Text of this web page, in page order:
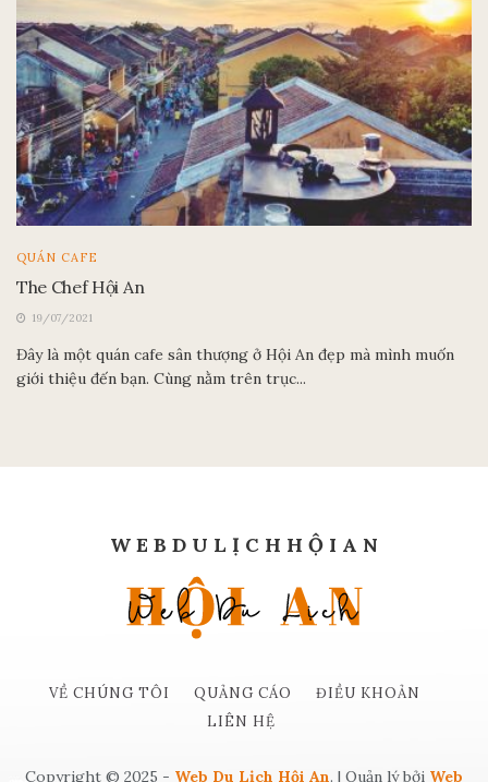
QUÁN CAFE
The Chef Hội An
19/07/2021
Đây là một quán cafe sân thượng ở Hội An đẹp mà mình muốn
giới thiệu đến bạn. Cùng nằm trên trục...
W E B D U L Ị C H H Ộ I A N
VỀ CHÚNG TÔI QUẢNG CÁO
ĐIỀU KHOẢN
LIÊN HỆ
Copyright © 2025 - Web Du Lịch Hội An. | Quản lý bởi Web